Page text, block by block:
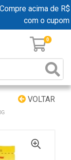
acima de
com o cupom
0
VOLTAR